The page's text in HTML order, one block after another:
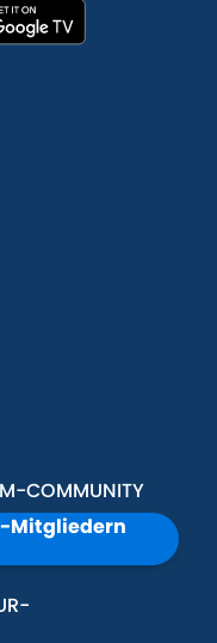
COMMUNITY
Mitgliedern